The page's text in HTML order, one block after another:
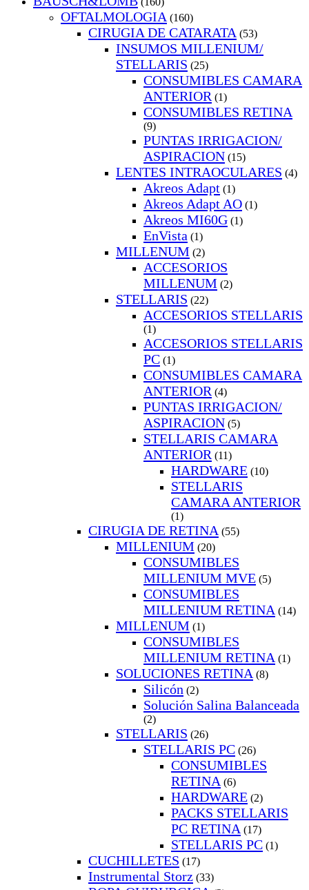
OFTALMOLOGIA (160)
CIRUGIA DE CATARATA (53)
INSUMOS MILLENIUM/
STELLARIS (25)
CONSUMIBLES CAMARA
ANTERIOR (1)
CONSUMIBLES RETINA
(9)
PUNTAS IRRIGACION/
ASPIRACION (15)
LENTES INTRAOCULARES (4)
Akreos Adapt (1)
Akreos Adapt AO (1)
Akreos MI60G (1)
EnVista (1)
MILLENUM (2)
ACCESORIOS
MILLENUM (2)
STELLARIS (22)
ACCESORIOS STELLARIS
(1)
ACCESORIOS STELLARIS
PC (1)
CONSUMIBLES CAMARA
ANTERIOR (4)
PUNTAS IRRIGACION/
ASPIRACION (5)
STELLARIS CAMARA
ANTERIOR (11)
HARDWARE (10)
STELLARIS
CAMARA ANTERIOR
(1)
CIRUGIA DE RETINA (55)
MILLENIUM (20)
CONSUMIBLES
MILLENIUM MVE (5)
CONSUMIBLES
MILLENIUM RETINA (14)
MILLENUM (1)
CONSUMIBLES
MILLENIUM RETINA (1)
SOLUCIONES RETINA (8)
Silicón (2)
Solución Salina Balanceada
(2)
STELLARIS (26)
STELLARIS PC (26)
CONSUMIBLES
RETINA (6)
HARDWARE (2)
PACKS STELLARIS
PC RETINA (17)
STELLARIS PC (1)
CUCHILLETES (17)
Instrumental Storz (33)